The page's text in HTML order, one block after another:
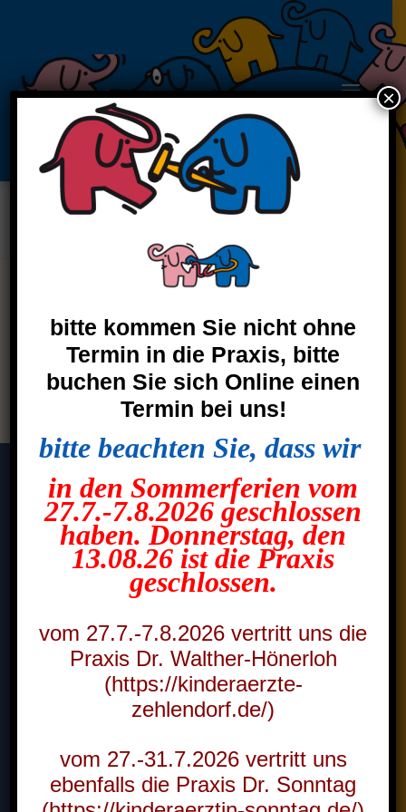
Praxis für Kinder- und
Jugendheilkunde
09:00 bis 12:00 Uhr
16.00 bis 18.00 Uhr
nur 16:00 bis 18:00 Uhr
MITTWOCH
09:00 bis 12:00 Uhr
16.00 bis 18.00 Uhr
09:00 bis 12:00 Uhr
Vorsorge & Impfungen
Elterninfo
Aktuelles
Elefant_Reflexhammer
Montag
08:30 bis 11:00 und 15:00 bis 17.00 Uhr
Dienstag
keine Akutfälle
08:30 bis 11:00 und 15:00 bis 17:00 Uhr
08:30 bis 11:00 Uhr
Kinder- und Jugendarztpraxis Zehlendorf
Clayallee 225 (2.OG)
14195 Berlin-Zehlendorf
bitte kommen Sie nicht ohne
Termin in die Praxis, bitte
buchen Sie sich Online einen
Termin bei uns!
bitte beachten Sie, dass wir
in den Sommerferien vom
27.7.-7.8.2026 geschlossen
haben. Donnerstag, den
13.08.26 ist die Praxis
geschlossen.
vom 27.7.-7.8.2026 vertritt uns die
Praxis Dr. Walther-Hönerloh
(https://kinderaerzte-
zehlendorf.de/)
vom 27.-31.7.2026 vertritt uns
ebenfalls die Praxis Dr. Sonntag
×